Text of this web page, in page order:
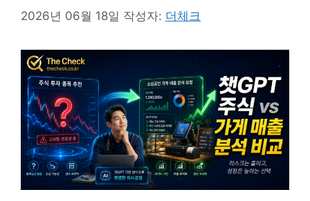
2026년 06월 18일 작성자: 더체크